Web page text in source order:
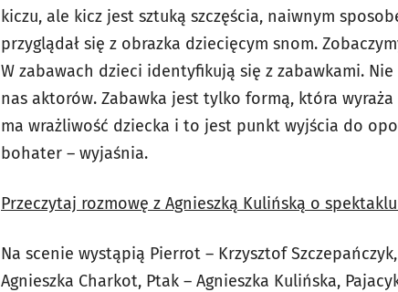
kiczu, ale kicz jest sztuką szczęścia, naiwnym
przyglądał się z obrazka dziecięcym snom.
W zabawach dzieci identyfikują się z zabawkami.
nas aktorów. Zabawka jest tylko formą, która
ma wrażliwość dziecka i to jest punkt wyjścia do
bohater – wyjaśnia.
Przeczytaj rozmowę z Agnieszką Kulińską o
Na scenie wystąpią Pierrot – Krzysztof
Agnieszka Charkot, Ptak – Agnieszka Kulińska,